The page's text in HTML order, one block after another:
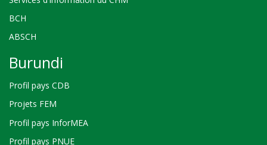
BCH
ABSCH
Burundi
Profil pays CDB
Projets FEM
Profil pays InforMEA
Profil pays PNUE